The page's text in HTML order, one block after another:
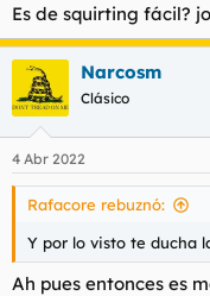
Es de squirting fácil?
Narcosm
Clásico
4 Abr 2022
Rafacore rebuznó:
Y por lo visto te ducha
Ah pues entonces es